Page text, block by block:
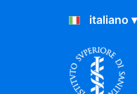
Salta al Contenuto
Salta al Footer